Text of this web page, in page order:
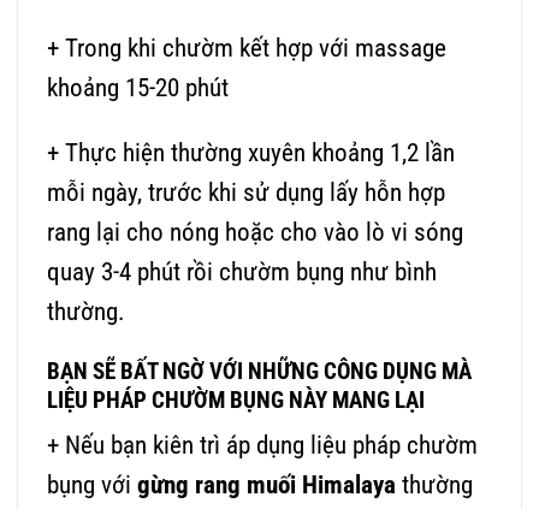
+ Trong khi chườm kết hợp với massage
khoảng 15-20 phút
+ Thực hiện thường xuyên khoảng 1,2 lần
mỗi ngày, trước khi sử dụng lấy hỗn hợp
rang lại cho nóng hoặc cho vào lò vi sóng
quay 3-4 phút rồi chườm bụng như bình
thường.
BẠN SẼ BẤT NGỜ VỚI NHỮNG CÔNG DỤNG MÀ
LIỆU PHÁP CHƯỜM BỤNG NÀY MANG LẠI
+ Nếu bạn kiên trì áp dụng liệu pháp chườm
bụng với gừng rang muối Himalaya thường